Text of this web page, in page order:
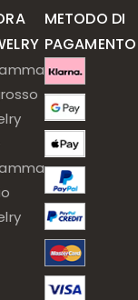
METODO DI
PAGAMENTO